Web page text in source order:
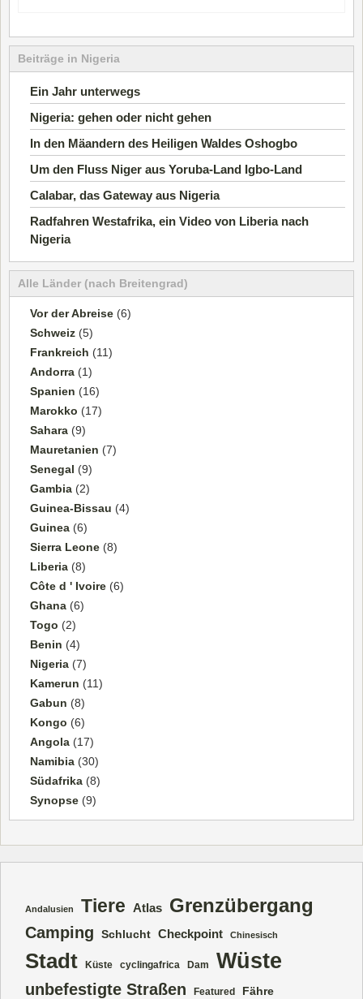
Beiträge in Nigeria
Ein Jahr unterwegs
Nigeria: gehen oder nicht gehen
In den Mäandern des Heiligen Waldes Oshogbo
Um den Fluss Niger aus Yoruba-Land Igbo-Land
Calabar, das Gateway aus Nigeria
Radfahren Westafrika, ein Video von Liberia nach
Nigeria
Alle Länder (nach Breitengrad)
Vor der Abreise (6)
Schweiz (5)
Frankreich (11)
Andorra (1)
Spanien (16)
Marokko (17)
Sahara (9)
Mauretanien (7)
Senegal (9)
Gambia (2)
Guinea-Bissau (4)
Guinea (6)
Sierra Leone (8)
Liberia (8)
Côte d ' Ivoire (6)
Ghana (6)
Togo (2)
Benin (4)
Nigeria (7)
Kamerun (11)
Gabun (8)
Kongo (6)
Angola (17)
Namibia (30)
Südafrika (8)
Synopse (9)
Andalusien Tiere Atlas Grenzübergang
Camping Schlucht Checkpoint Chinesisch
Stadt Küste cyclingafrica Dam Wüste
unbefestigte Straßen Featured Fähre